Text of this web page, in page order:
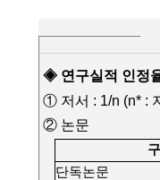
◈ 연구실적 인정
① 저서 : 1/n (n* :
② 논문
단독논문